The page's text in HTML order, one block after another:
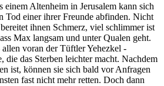
einem Altenheim in Jerusalem kann sich
Tod einer ihrer Freunde abfinden. Nicht
ihnen Schmerz, viel schlimmer ist
Max langsam und unter Qualen geht.
voran der Tüftler Yehezkel -
die das Sterben leichter macht. Nachdem
ist, können sie sich bald vor Anfragen
fast nicht mehr retten. Doch dann